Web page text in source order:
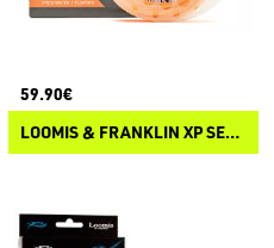
59.90€
LOOMIS & FRANKLIN XP SENSE DOUBLE TAPER MAC2